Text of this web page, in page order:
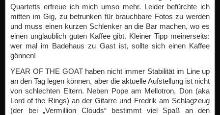
Quartetts erfreue ich mich umso mehr. Leider befürchte ich
mitten im Gig, zu betrunken für brauchbare Fotos zu werden
und muss einen kurzen Schlenker an die Bar machen, wo es
einen unglaublich guten Kaffee gibt. Kleiner Tipp meinerseits:
wer mal im Badehaus zu Gast ist, sollte sich einen Kaffee
gönnen!
YEAR OF THE GOAT haben nicht immer Stabilität im Line up
an den Tag legen können, aber die aktuelle Aufstellung ist nicht
von schlechten Eltern. Neben Pope am Mellotron, Don (aka
Lord of the Rings) an der Gitarre und Fredrik am Schlagzeug
(der bei „Vermillion Clouds“ bestimmt viel Spaß an den